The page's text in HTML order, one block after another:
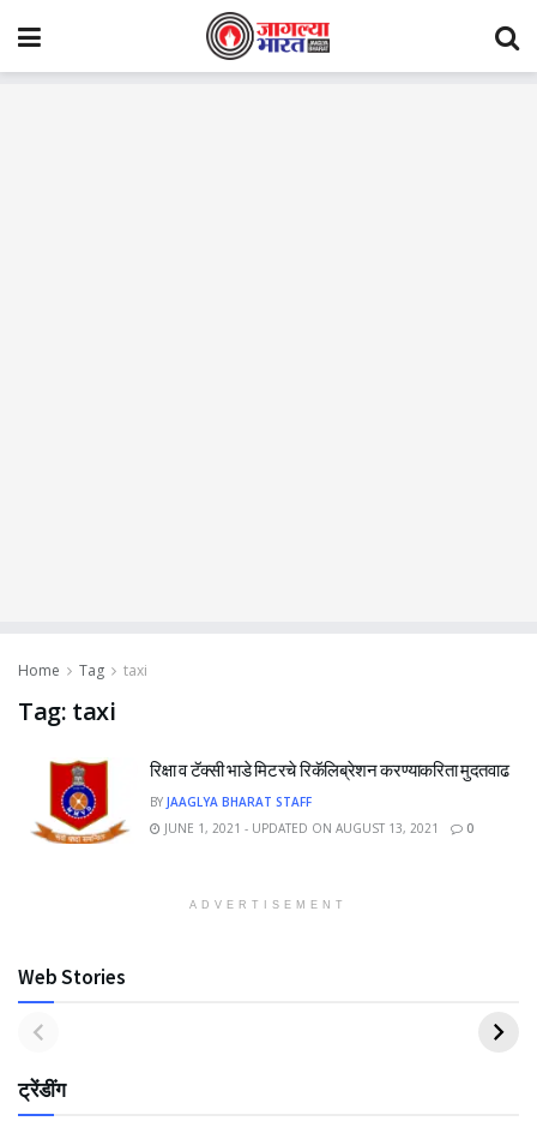
Home Tag taxi
Tag: taxi
रिक्षा व टॅक्सी भाडे मिटरचे रिकॅलिब्रेशन करण्याकरिता मुदतवाढ
BY JAAGLYA BHARAT STAFF
JUNE 1, 2021 - UPDATED ON AUGUST 13, 2021
0
ADVERTISEMENT
Web Stories
ट्रेंडींग